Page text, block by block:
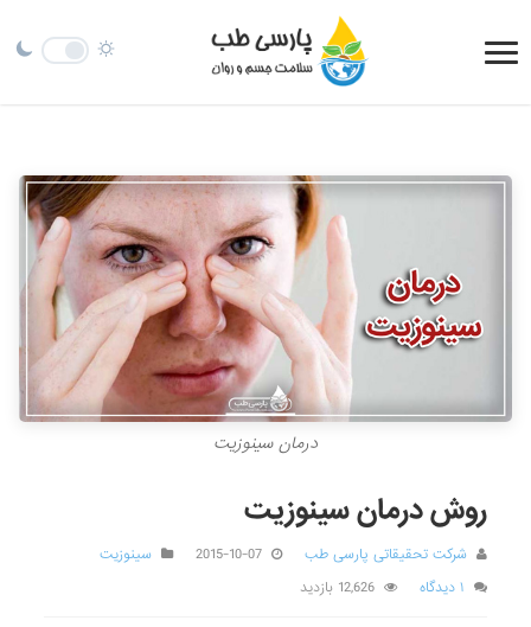
درمان سینوزیت
روش درمان سینوزیت
شرکت تحقیقاتی پارسی طب 2015-10-07
سینوزیت
۱ دیدگاه
12,626 بازدید